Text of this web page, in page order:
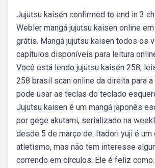
Jujutsu kaisen confirmed to end in 3
Webler mangá jujutsu kaisen online
grátis. Mangá jujutsu kaisen todos os
capítulos disponíveis para leitura
Você está lendo jujutsu kaisen 258,
258 brasil scan online da direita para
pode usar as teclas do teclado
Jujutsu kaisen é um mangá japonês
por gege akutami, serializado na
desde 5 de março de. Itadori yuji é um
atletismo, mas não tem interesse
correndo em círculos. Ele é feliz